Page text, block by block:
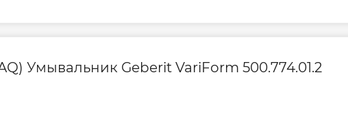
Умывальник Geberit VariForm 500.774.01.2